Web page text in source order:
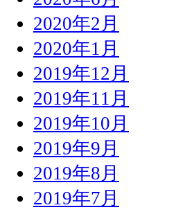
2020年2月
2020年1月
2019年12月
2019年11月
2019年10月
2019年9月
2019年8月
2019年7月